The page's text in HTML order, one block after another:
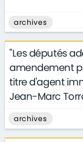
archives
"Les députés
amendement
titre d'agent
Jean-Marc
archives